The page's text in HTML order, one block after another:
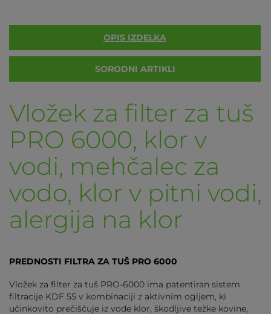
OPIS IZDELKA
SORODNI ARTIKLI
Vložek za filter za tuš
PRO 6000, klor v
vodi, mehčalec za
vodo, klor v pitni vodi,
alergija na klor
PREDNOSTI FILTRA ZA TUŠ PRO 6000
Vložek za filter za tuš PRO-6000 ima patentiran sistem
filtracije KDF 55 v kombinaciji z aktivnim ogljem, ki
učinkovito prečiščuje iz vode klor, škodljive težke kovine,